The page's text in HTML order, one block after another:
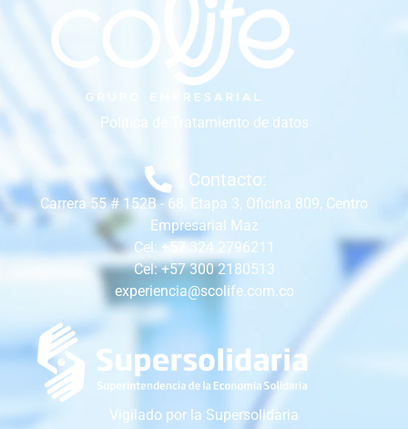
Política de Tratamiento de datos
Contacto:
Carrera 55 # 152B - 68, Etapa 3, Oficina 809, Centro
Empresarial Maz
Cel: +57 324 2796211
Cel: +57 300 2180513
experiencia@scolife.com.co
Vigilado por la Supersolidaria